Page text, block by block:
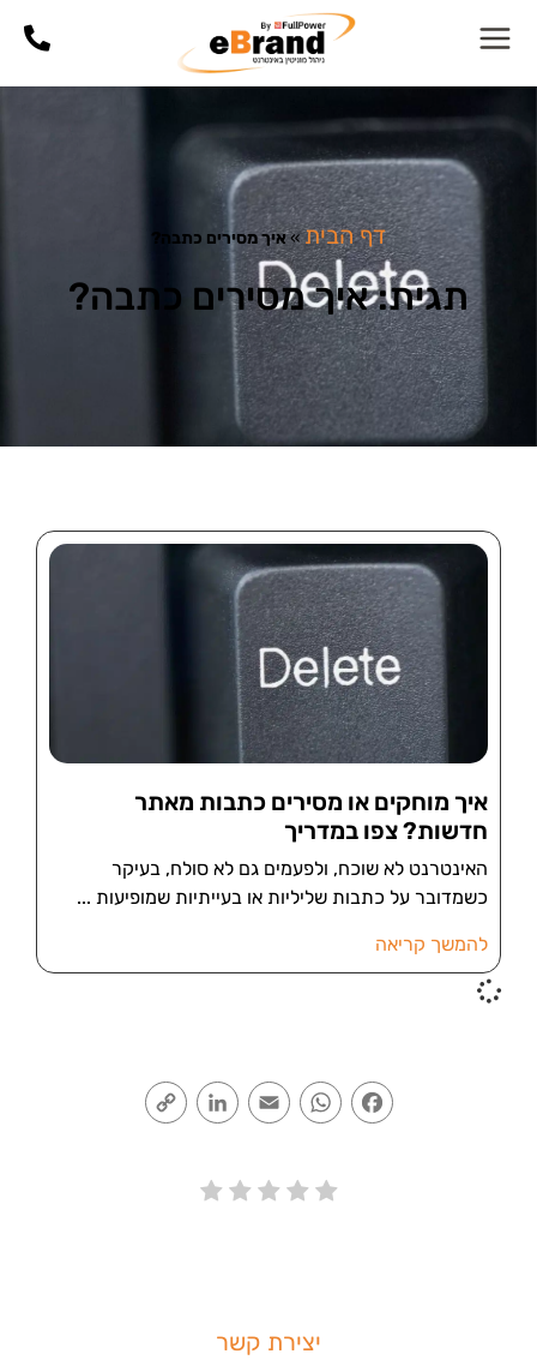
דף הבית»איך מסירים כתבה?
תגית: איך מסירים כתבה?
איך מוחקים או מסירים כתבות מאתר
חדשות? צפו במדריך
האינטרנט לא שוכח, ולפעמים גם לא סולח, בעיקר
כשמדובר על כתבות שליליות או בעייתיות שמופיעות
להמשך קריאה
Facebook
WhatsApp
Email
LinkedIn
יצירת קשר